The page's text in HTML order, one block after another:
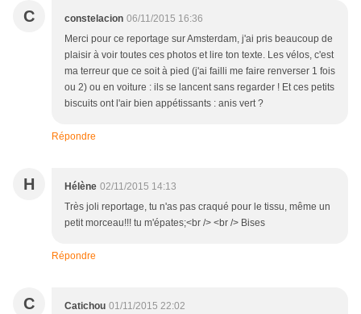
C constelacion 06/11/2015 16:36
Merci pour ce reportage sur Amsterdam, j'ai pris beaucoup de
plaisir à voir toutes ces photos et lire ton texte. Les vélos, c'est
ma terreur que ce soit à pied (j'ai failli me faire renverser 1 fois
ou 2) ou en voiture : ils se lancent sans regarder ! Et ces petits
biscuits ont l'air bien appétissants : anis vert ?
Répondre
H Hélène 02/11/2015 14:13
Très joli reportage, tu n'as pas craqué pour le tissu, même un
petit morceau!!! tu m'épates;<br /> <br /> Bises
Répondre
C Catichou 01/11/2015 22:02